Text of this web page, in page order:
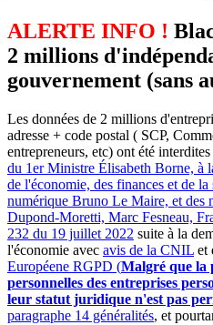
ALERTE INFO !
2 millions
gouvernement (sans
Les données de 2 millions
adresse + code postal ( SCP,
entrepreneurs, etc) ont été
du 1er Ministre Élisabeth Borne, à
de l'économie, des finances et de
numérique Bruno Le Maire, et des
Dupond-Moretti, Marc Fesneau,
232 du 19 juillet 2022 suite à la
l'économie avec avis de la CNIL et
Européene RGPD (Malgré que la
personnelles des entreprises
leur statut juridique n'est pas
paragraphe 14 généralités, et